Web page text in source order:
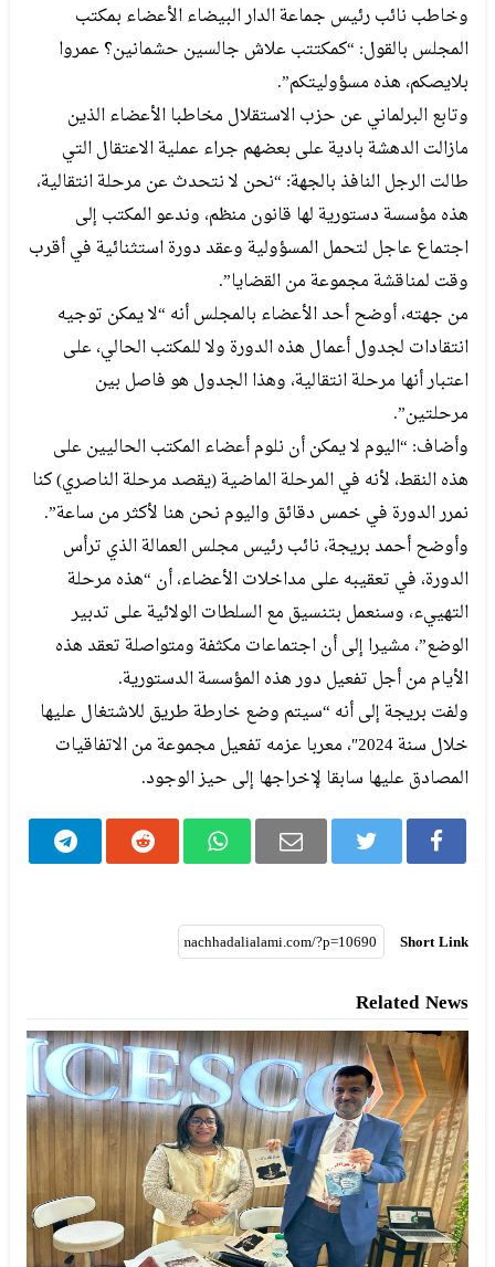
وخاطب نائب رئيس جماعة الدار البيضاء الأعضاء بمكتب
المجلس بالقول: “كمكتتب علاش جالسين حشمانين؟ عمروا
بلايصكم، هذه مسؤوليتكم”.
وتابع البرلماني عن حزب الاستقلال مخاطبا الأعضاء الذين
مازالت الدهشة بادية على بعضهم جراء عملية الاعتقال التي
طالت الرجل النافذ بالجهة: “نحن لا نتحدث عن مرحلة انتقالية،
هذه مؤسسة دستورية لها قانون منظم، وندعو المكتب إلى
اجتماع عاجل لتحمل المسؤولية وعقد دورة استثنائية في أقرب
وقت لمناقشة مجموعة من القضايا”.
من جهته، أوضح أحد الأعضاء بالمجلس أنه “لا يمكن توجيه
انتقادات لجدول أعمال هذه الدورة ولا للمكتب الحالي، على
اعتبار أنها مرحلة انتقالية، وهذا الجدول هو فاصل بين
مرحلتين”.
وأضاف: “اليوم لا يمكن أن نلوم أعضاء المكتب الحاليين على
هذه النقط، لأنه في المرحلة الماضية (يقصد مرحلة الناصري) كنا
نمرر الدورة في خمس دقائق واليوم نحن هنا لأكثر من ساعة”.
وأوضح أحمد بريجة، نائب رئيس مجلس العمالة الذي ترأس
الدورة، في تعقيبه على مداخلات الأعضاء، أن “هذه مرحلة
التهييء، وسنعمل بتنسيق مع السلطات الولائية على تدبير
الوضع”، مشيرا إلى أن اجتماعات مكثفة ومتواصلة تعقد هذه
الأيام من أجل تفعيل دور هذه المؤسسة الدستورية.
ولفت بريجة إلى أنه “سيتم وضع خارطة طريق للاشتغال عليها
خلال سنة 2024″، معربا عزمه تفعيل مجموعة من الاتفاقيات
المصادق عليها سابقا لإخراجها إلى حيز الوجود.
Short Link
Related News